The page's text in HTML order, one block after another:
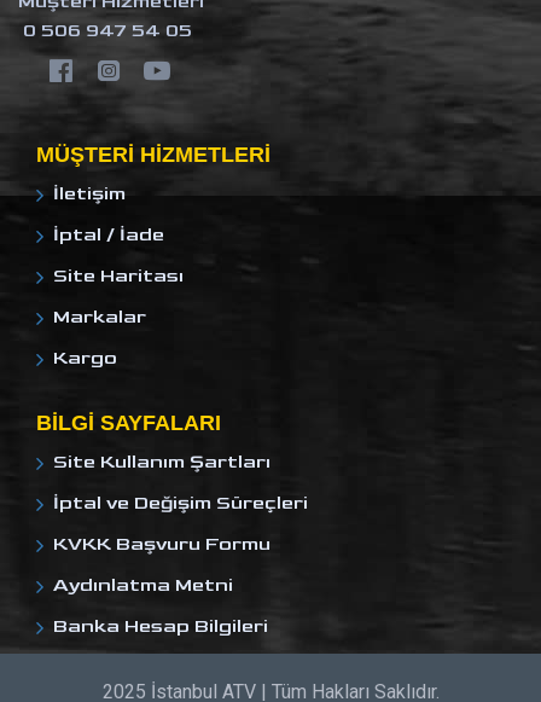
0 506 947 54 05
MÜŞTERI HIZMETLERI
İletişim
İptal / İade
Site Haritası
Markalar
Kargo
BILGI SAYFALARI
Site Kullanım Şartları
İptal ve Değişim Süreçleri
KVKK Başvuru Formu
Aydınlatma Metni
Banka Hesap Bilgileri
2025 İstanbul ATV | Tüm Hakları Saklıdır.